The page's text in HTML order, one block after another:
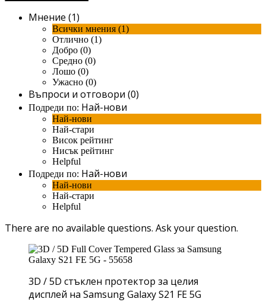
Мнение (1)
Всички мнения (1)
Отлично (1)
Добро (0)
Средно (0)
Лошо (0)
Ужасно (0)
Въпроси и отговори (0)
Подреди по: Най-нови
Най-нови
Най-стари
Висок рейтинг
Нисък рейтинг
Helpful
Подреди по: Най-нови
Най-нови
Най-стари
Helpful
There are no available questions. Ask your question.
3D / 5D стъклен протектор за целия
дисплей на Samsung Galaxy S21 FE 5G